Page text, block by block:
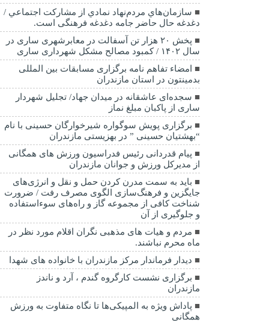
سازمان‌هاي مردم‌نهاد نمادي از مشاركت اجتماعي /
دغدغه حال حاضر جامه دغدغه فرهنگی است.
پخش ۲۰ هزار تن آسفالت در معابرشهری ساری در
سال ۱۴۰۲ / کمبود مصالح مشکل شهرداری ساری
امضاء تفاهم نامه برگزاری مسابقات بین المللی
بدمینتون در استان مازندران
سجده‌ای عاشقانه در میدان جهاد/ تجلیل شهردار
ساری از پاکبان مبلغ نماز
برگزاری پویش سوگواره شیرخوارگان حسینی با نام
“بهشتیان حسینی ” در بهزیستی مازندران
پیام قدردانی رئیس فدراسیون ورزش های همگانی
از مدیرکل ورزش و جوانان مازندران
باید به سمت مدرن کردن حمل و نقل و انرژی‌های
جایگزین و فرهنگ‌سازی الگوی مصرف رفت / ضرورت
شناخت کافی از مجموعه گاز و راه‌های سوءاستفاده
و جلوگیری از آن
مردم و هیات های مذهبی نگران اقلام مورد نظر در
ماه محرم نباشند.
دیدار فرماندار مرکز مازندران با خانواده های شهدا
برگزاری نشست کارگروه گندم ، آرد و ناندز
مازندران
پاداش ویژه به المپیکی‌ها تا نگاه متفاوت به ورزش
همگانی